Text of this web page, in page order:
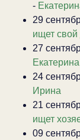
-
29
ищет свой
27
Екатерина
24
Ирина
21
ищет
09